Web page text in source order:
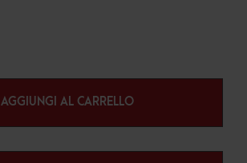
AGGIUNGI AL CARRELLO